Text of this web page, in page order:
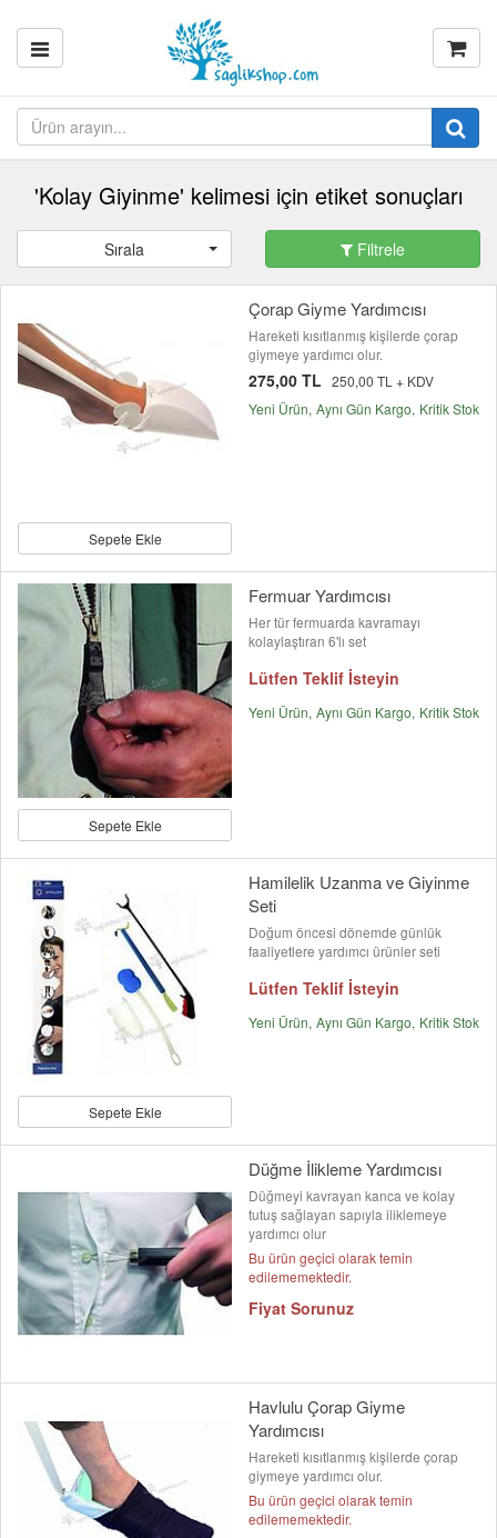
'Kolay Giyinme' kelimesi için etiket sonuçları
Sırala Filtrele
Sepete Ekle
Çorap Giyme Yardımcısı
Hareketi kısıtlanmış kişilerde çorap
giymeye yardımcı olur.
275,00 TL 250,00 TL + KDV
Yeni Ürün Aynı Gün Kargo Kritik Stok
Sepete Ekle
Fermuar Yardımcısı
Her tür fermuarda kavramayı
kolaylaştıran 6'lı set
Lütfen Teklif İsteyin
Yeni Ürün Aynı Gün Kargo Kritik Stok
Sepete Ekle
Hamilelik Uzanma ve Giyinme
Seti
Doğum öncesi dönemde günlük
faaliyetlere yardımcı ürünler seti
Lütfen Teklif İsteyin
Yeni Ürün Aynı Gün Kargo Kritik Stok
Düğme İlikleme Yardımcısı
Düğmeyi kavrayan kanca ve kolay
tutuş sağlayan sapıyla iliklemeye
yardımcı olur
Bu ürün geçici olarak temin
edilememektedir.
Fiyat Sorunuz
Havlulu Çorap Giyme
Yardımcısı
Hareketi kısıtlanmış kişilerde çorap
giymeye yardımcı olur.
Bu ürün geçici olarak temin
edilememektedir.